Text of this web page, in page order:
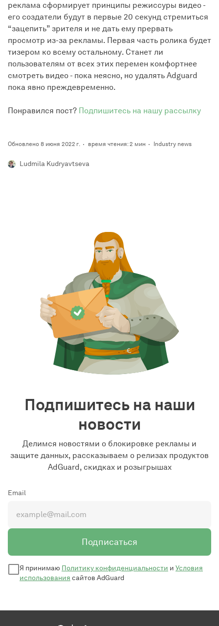
реклама сформирует принципы режиссуры видео -
его создатели будут в первые 20 секунд стремиться
“зацепить” зрителя и не дать ему прервать
просмотр из-за рекламы. Первая часть ролика будет
тизером ко всему остальному. Станет ли
пользователям от всех этих перемен комфортнее
смотреть видео - пока неясно, но удалять Adguard
пока явно преждевременно.
Понравился пост? Подпишитесь на нашу рассылку
Обновлено 8 июня 2022 г. время чтения: 2 мин Industry news
Ludmila Kudryavtseva
Подпишитесь на наши
новости
Делимся новостями о блокировке рекламы и
защите данных, рассказываем о релизах продуктов
AdGuard, скидках и розыгрышах
Email
Подписаться
Я принимаю Политику конфиденциальности и Условия
использования сайтов AdGuard